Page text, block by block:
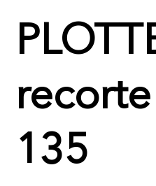
recorte
135